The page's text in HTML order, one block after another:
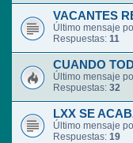
VACANTES
Último mensaje
Respuestas: 11
CUANDO
Último mensaje
Respuestas: 32
LXX SE
Último mensaje
Respuestas: 19